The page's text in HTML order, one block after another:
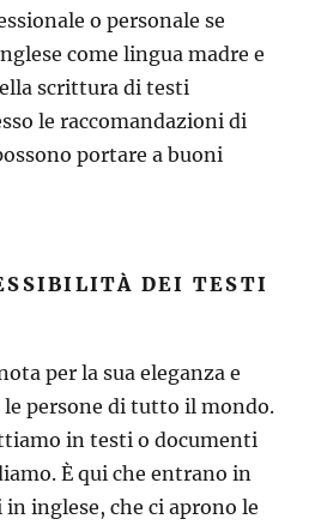
o personale se
come lingua madre e
scrittura di testi
le raccomandazioni di
portare a buoni
DEI TESTI
per la sua eleganza e
le persone di tutto il mondo.
in testi o documenti
È qui che entrano in
inglese, che ci aprono le